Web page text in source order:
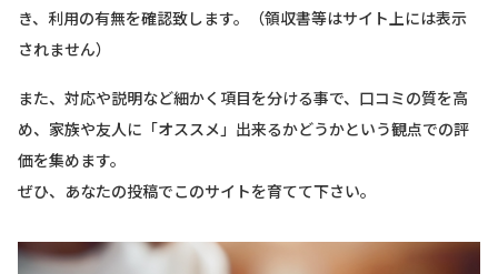
き、利用の有無を確認致します。（領収書等はサイト上には表示
されません）
また、対応や説明など細かく項目を分ける事で、口コミの質を高
め、家族や友人に「オススメ」出来るかどうかという観点での評
価を集めます。
ぜひ、あなたの投稿でこのサイトを育てて下さい。